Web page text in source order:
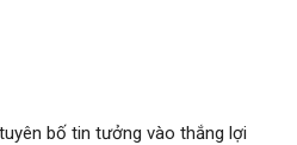
bố tin tưởng vào thắng lợi